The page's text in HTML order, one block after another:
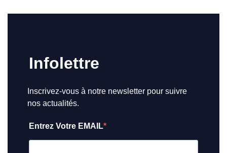
Infolettre
Inscrivez-vous à notre newsletter pour suivre
nos actualités.
Entrez Votre EMAIL